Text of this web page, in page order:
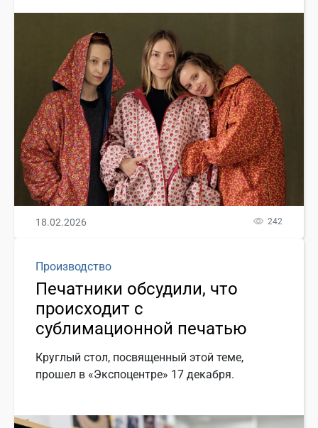
18.02.2026 242
Производство
Печатники обсудили, что
происходит с
сублимационной печатью
Круглый стол, посвященный этой теме,
прошел в «Экспоцентре» 17 декабря.